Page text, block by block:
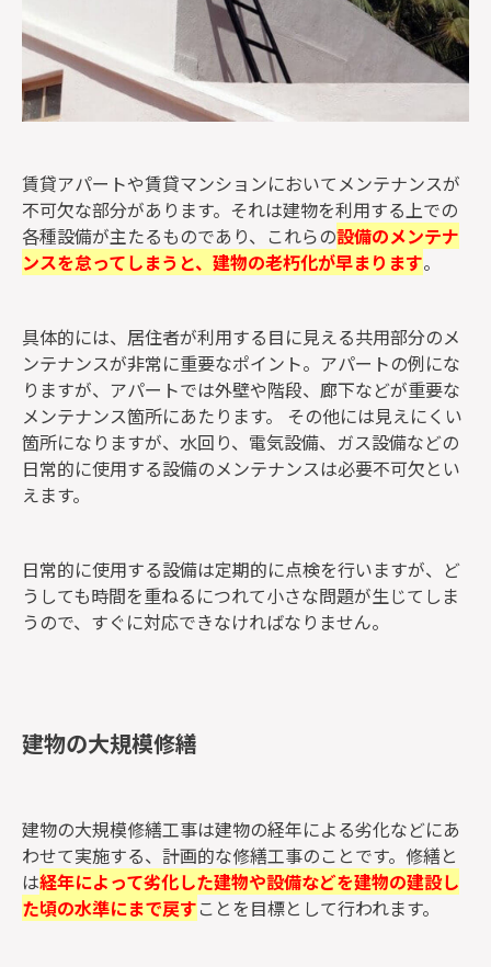
賃貸アパートや賃貸マンションにおいてメンテナンスが
不可欠な部分があります。それは建物を利用する上での
各種設備が主たるものであり、これらの設備のメンテナ
ンスを怠ってしまうと、建物の老朽化が早まります。
具体的には、居住者が利用する目に見える共用部分のメ
ンテナンスが非常に重要なポイント。アパートの例にな
りますが、アパートでは外壁や階段、廊下などが重要な
メンテナンス箇所にあたります。 その他には見えにくい
箇所になりますが、水回り、電気設備、ガス設備などの
日常的に使用する設備のメンテナンスは必要不可欠とい
えます。
日常的に使用する設備は定期的に点検を行いますが、ど
うしても時間を重ねるにつれて小さな問題が生じてしま
うので、すぐに対応できなければなりません。
建物の大規模修繕
建物の大規模修繕工事は建物の経年による劣化などにあ
わせて実施する、計画的な修繕工事のことです。修繕と
は経年によって劣化した建物や設備などを建物の建設し
た頃の水準にまで戻すことを目標として行われます。